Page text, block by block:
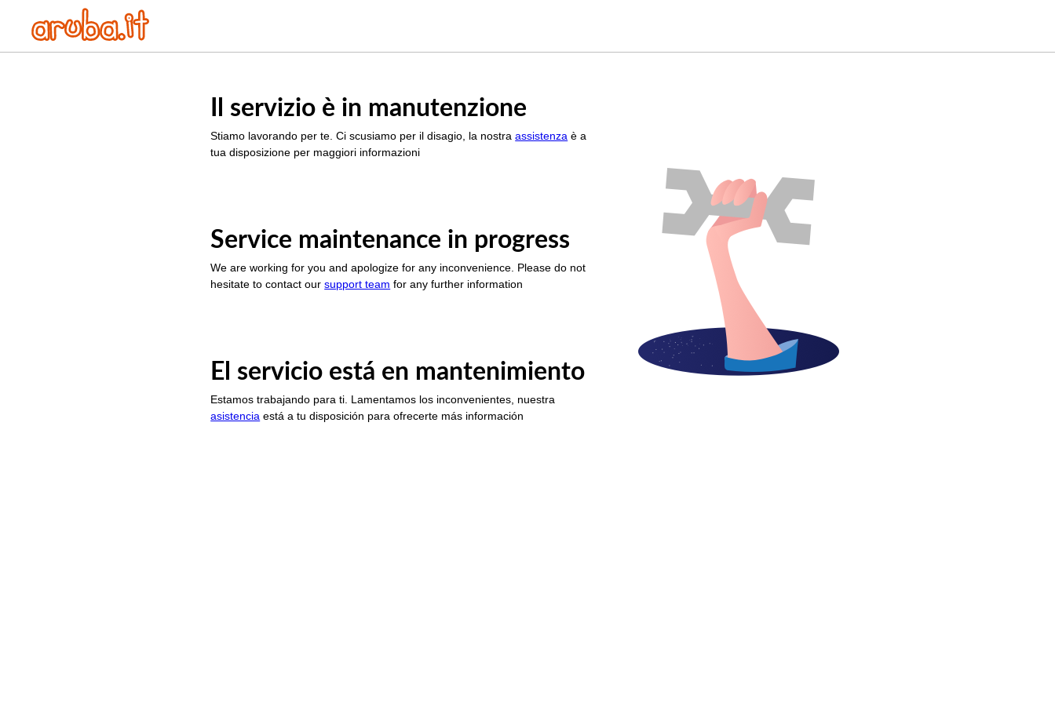
Il servizio è in manutenzione
Stiamo lavorando per te. Ci scusiamo per il disagio, la nostraassistenza è a
tua disposizione per maggiori informazioni
Service maintenance in progress
We are working for you and apologize for any inconvenience. Please do not
hesitate to contact oursupport team for any further information
El servicio está en mantenimiento
Estamos trabajando para ti. Lamentamos los inconvenientes, nuestra
asistencia está a tu disposición para ofrecerte más información